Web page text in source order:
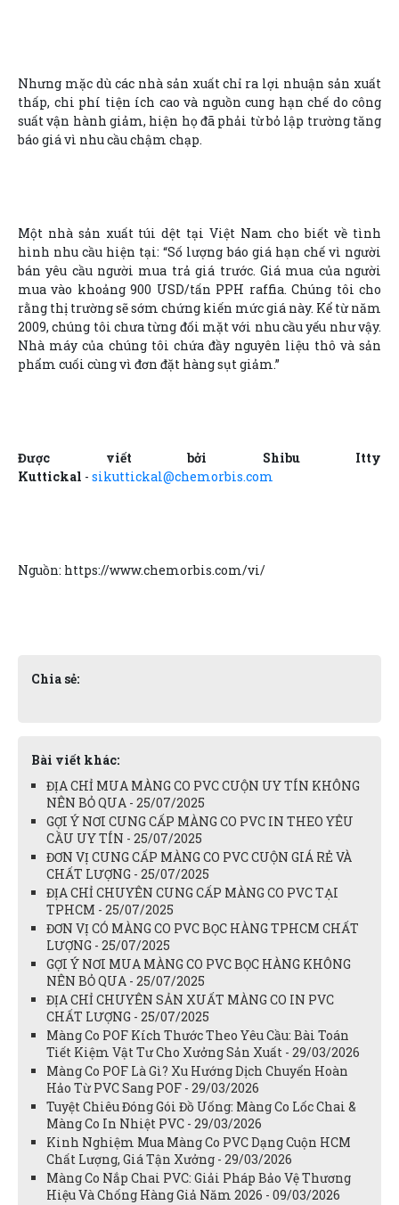
Nhưng mặc dù các nhà sản xuất chỉ ra lợi nhuận sản xuất
thấp, chi phí tiện ích cao và nguồn cung hạn chế do công
suất vận hành giảm, hiện họ đã phải từ bỏ lập trường tăng
báo giá vì nhu cầu chậm chạp.
Một nhà sản xuất túi dệt tại Việt Nam cho biết về tình
hình nhu cầu hiện tại: “Số lượng báo giá hạn chế vì người
bán yêu cầu người mua trả giá trước. Giá mua của người
mua vào khoảng 900 USD/tấn PPH raffia. Chúng tôi cho
rằng thị trường sẽ sớm chứng kiến mức giá này. Kể từ năm
2009, chúng tôi chưa từng đối mặt với nhu cầu yếu như vậy.
Nhà máy của chúng tôi chứa đầy nguyên liệu thô và sản
phẩm cuối cùng vì đơn đặt hàng sụt giảm.”
Được viết bởi Shibu Itty
Kuttickal - sikuttickal@chemorbis.com
Nguồn: https://www.chemorbis.com/vi/
Chia sẻ:
Bài viết khác:
ĐỊA CHỈ MUA MÀNG CO PVC CUỘN UY TÍN KHÔNG
NÊN BỎ QUA - 25/07/2025
GỢI Ý NƠI CUNG CẤP MÀNG CO PVC IN THEO YÊU
CẦU UY TÍN - 25/07/2025
ĐƠN VỊ CUNG CẤP MÀNG CO PVC CUỘN GIÁ RẺ VÀ
CHẤT LƯỢNG - 25/07/2025
ĐỊA CHỈ CHUYÊN CUNG CẤP MÀNG CO PVC TẠI
TPHCM - 25/07/2025
ĐƠN VỊ CÓ MÀNG CO PVC BỌC HÀNG TPHCM CHẤT
LƯỢNG - 25/07/2025
GỢI Ý NƠI MUA MÀNG CO PVC BỌC HÀNG KHÔNG
NÊN BỎ QUA - 25/07/2025
ĐỊA CHỈ CHUYÊN SẢN XUẤT MÀNG CO IN PVC
CHẤT LƯỢNG - 25/07/2025
Màng Co POF Kích Thước Theo Yêu Cầu: Bài Toán
Tiết Kiệm Vật Tư Cho Xưởng Sản Xuất - 29/03/2026
Màng Co POF Là Gì? Xu Hướng Dịch Chuyển Hoàn
Hảo Từ PVC Sang POF - 29/03/2026
Tuyệt Chiêu Đóng Gói Đồ Uống: Màng Co Lốc Chai &
Màng Co In Nhiệt PVC - 29/03/2026
Kinh Nghiệm Mua Màng Co PVC Dạng Cuộn HCM
Chất Lượng, Giá Tận Xưởng - 29/03/2026
Màng Co Nắp Chai PVC: Giải Pháp Bảo Vệ Thương
Hiệu Và Chống Hàng Giả Năm 2026 - 09/03/2026